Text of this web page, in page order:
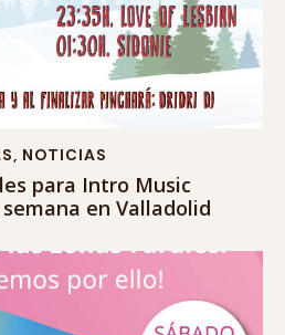
, NOTICIAS
para Intro Music
en Valladolid